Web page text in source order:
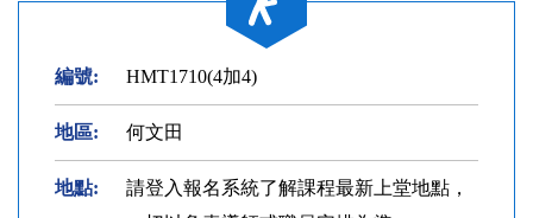
編號: HMT1710(4加4)
地區: 何文田
地點:
請登入報名系統了解課程最新上堂地點，